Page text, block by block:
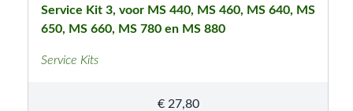
Service Kit 3, voor MS 440, MS 460, MS 640, MS
650, MS 660, MS 780 en MS 880
Service Kits
€27,80